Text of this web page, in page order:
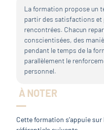
La formation propose un
partir des satisfactions et
rencontrées. Chacun
conscientisées, des
pendant le temps de la
parallèlement le
personnel.
À NOTER
Cette formation s’appuie